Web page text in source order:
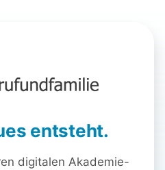
entsteht.
digitalen Akademie-